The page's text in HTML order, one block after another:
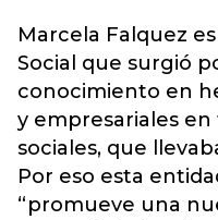
Marcela Falquez
Social que surgió
conocimiento en
y empresariales
sociales, que
Por eso esta
“promueve una